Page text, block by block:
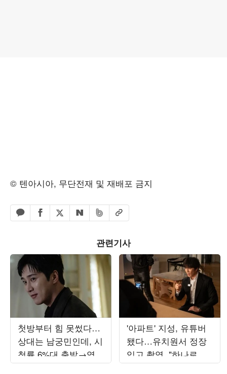
© 텐아시아, 무단전재 및 재배포 금지
카카오톡 공유하기
페이스북 공유하기
엑스 공유하기
네이버 공유하기
밴드 공유하기
URL복사
관련기사
첫방부터 힘 못썼다…
상대는 남궁민인데, 시
청률 6%대 출발→역공
시작 ('재벌X형사2')
'아파트' 지성, 유튜버
됐다…유치원서 정장
입고 촬영, "하나로 뭉
쳐"